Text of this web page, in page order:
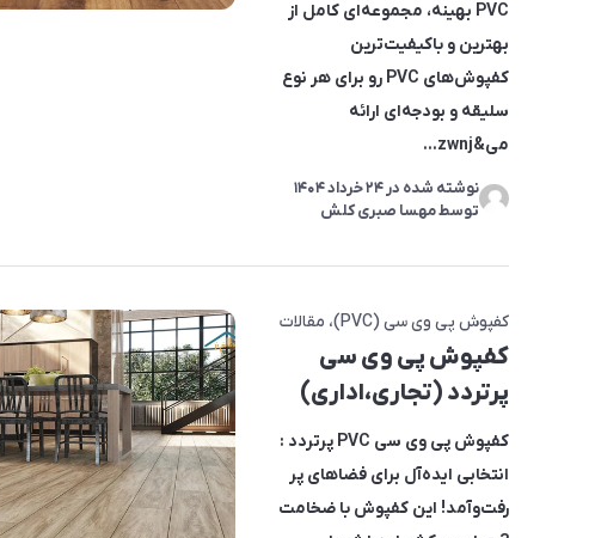
PVC بهینه، مجموعه‌ای کامل از
بهترین و باکیفیت‌ترین
کفپوش‌های PVC رو برای هر نوع
سلیقه و بودجه‌ای ارائه
می&zwnj...
نوشته شده در 24 خرداد 1404
توسطمهسا صبری کلش
کفپوش پی وی سی (PVC) مقالات
کفپوش پی وی سی
پرتردد (تجاری،اداری)
کفپوش پی وی سی PVC پرتردد
:
انتخابی ایده‌آل برای فضاهای پر
رفت‌وآمد! این کفپوش با ضخامت